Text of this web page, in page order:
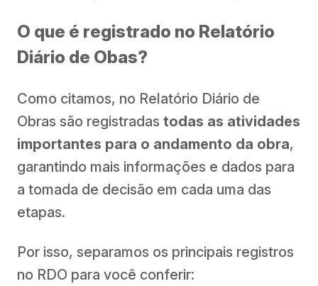
O que é registrado no Relatório
Diário de Obas?
Como citamos, no Relatório Diário de
Obras são registradas todas as atividades
importantes para o andamento da obra,
garantindo mais informações e dados para
a tomada de decisão em cada uma das
etapas.
Por isso, separamos os principais registros
no RDO para você conferir: